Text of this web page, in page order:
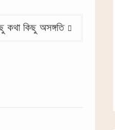
কথা কিছু অসঙ্গতি